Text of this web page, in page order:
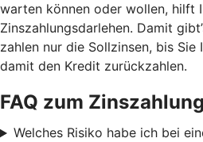
warten können oder wollen, hilft
Zinszahlungsdarlehen. Damit
zahlen nur die Sollzinsen, bis Sie
damit den Kredit zurückzahlen.
FAQ zum
Welches Risiko habe ich bei